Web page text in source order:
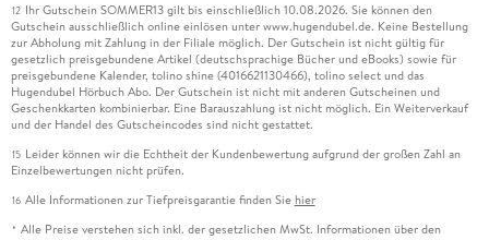
12 Ihr Gutschein SOMMER13 gilt bis einschließlich 10.08.2026. Sie können den
Gutschein ausschließlich online einlösen unter www.hugendubel.de. Keine Bestellung
zur Abholung mit Zahlung in der Filiale möglich. Der Gutschein ist nicht gültig für
gesetzlich preisgebundene Artikel (deutschsprachige Bücher und eBooks) sowie für
preisgebundene Kalender, tolino shine (4016621130466), tolino select und das
Hugendubel Hörbuch Abo. Der Gutschein ist nicht mit anderen Gutscheinen und
Geschenkkarten kombinierbar. Eine Barauszahlung ist nicht möglich. Ein Weiterverkauf
und der Handel des Gutscheincodes sind nicht gestattet.
15 Leider können wir die Echtheit der Kundenbewertung aufgrund der großen Zahl an
Einzelbewertungen nicht prüfen.
16 Alle Informationen zur Tiefpreisgarantie finden Sie hier
* Alle Preise verstehen sich inkl. der gesetzlichen MwSt. Informationen über den